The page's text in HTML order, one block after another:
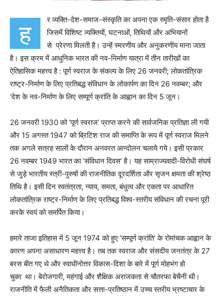
ह
र व्यक्ति-देश-समाज-संस्कृति का अपना एक स्मृति-संसार होता है
जिसमें विशिष्ट व्यक्तियों, घटनाओं, तिथियों और अभियानों
से प्रेरणा मिलती है। उन्हें स्मरणीय और अनुकरणीय माना जाता
है। इस क्रम में आधुनिक भारत की नव-निर्माण यात्रा में तीन तारीखों का
ऐतिहासिक महत्त्व है : पूर्ण स्वराज के संकल्प के लिए 26 जनवरी; लोकतांत्रिक
राष्ट्र-निर्माण के लिए प्रतिबद्ध संविधान के लोकार्पण का दिन 26 नवम्बर; और
‘देश के नव-निर्माण के लिए सम्पूर्ण क्रांति के आह्वान का दिन 5 जून।
26 जनवरी 1930 को ‘पूर्ण स्वराज’ प्राप्त करने की सार्वजनिक प्रतिज्ञा ली गयी
और 15 अगस्त 1947 को ब्रिटिश राज की समाप्ति के रूप में पूर्ण स्वराज मिलने
तक अगले सत्रह सालों के दौरान अनवरत आन्दोलन चलाये गये। इसी प्रकार
26 नवम्बर 1949 भारत का ‘संविधान दिवस’ है। यह साम्राज्यवादी-विरोधी संघर्ष
से जुड़े भारतीय स्त्री-पुरुषों की राजनीतिक दूरदर्शिता और सृजन क्षमता की श्रेष्ठ
तिथि है। इसी दिन स्वतंत्रता, न्याय, समता, बंधुत्व और एकता पर आधारित
लोकतांत्रिक राष्ट्र-निर्माण के लिए प्रतिबद्ध विश्व-स्तरीय संविधान की रचना पूरी
करके स्वयं को समर्पित किया।
हमारे ताजा इतिहास में 5 जून 1974 को हुए ‘सम्पूर्ण क्रांति’ के रोमांचक आह्वान के
कारण अपना असाधारण महत्त्व है। तब तक स्वराज और संसदीय जनतंत्र के 27
बरस बीत गए थे और स्वाधीनोत्तर विकास-दिशा के बारे में पूर्ण मोहभंग हो
चुका था। बेरोजगारी, महंगाई और शैक्षिक अराजकता से चौतरफा बेचैनी थी।
राजनीति में फैली अनैतिकता और सत्ता-प्रतिष्ठान में उच्च स्तरीय भ्रष्टाचार के